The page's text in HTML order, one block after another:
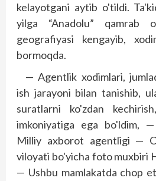
kelayotgani aytib o'tildi.
yilga “Anadolu” qamrab
geografiyasi kengayib,
bormoqda.
— Agentlik xodimlari,
ish jarayoni bilan tanishib,
suratlarni ko'zdan
imkoniyatiga ega bo'ldim,
Milliy axborot agentligi —
viloyati bo'yicha foto muxbiri
— Ushbu mamlakatda chop